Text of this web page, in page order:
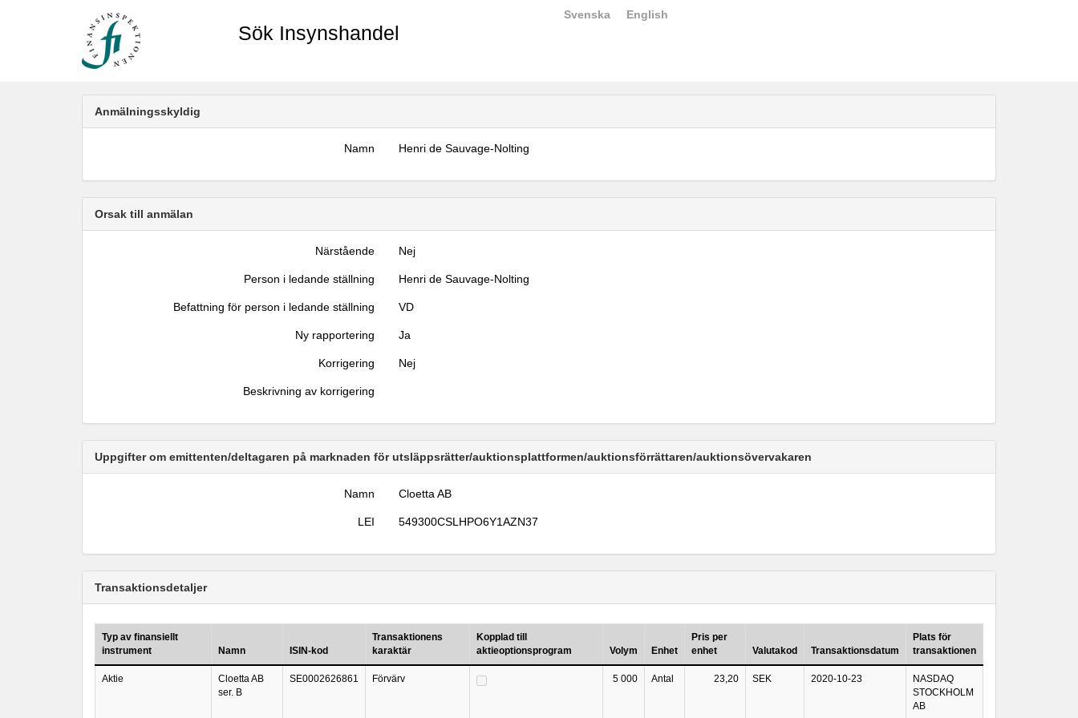
Sök Insynshandel
Svenska English
Anmälningsskyldig
Namn Henri de Sauvage-Nolting
Orsak till anmälan
Närstående Nej
Person i ledande ställning Henri de Sauvage-Nolting
Befattning för person i ledande ställning VD
Ny rapportering Ja
Korrigering Nej
Beskrivning av korrigering
Uppgifter om emittenten/deltagaren på marknaden för utsläppsrätter/auktionsplattformen/auktionsförrättaren/auktionsövervakaren
Namn Cloetta AB
LEI 549300CSLHPO6Y1AZN37
Transaktionsdetaljer
Typ av finansiellt
instrument
Namn ISIN-kod
Transaktionens
karaktär
Kopplad till
aktieoptionsprogram
Volym Enhet
Pris per
enhet
Valutakod Transaktionsdatum
Plats för
transaktionen
Aktie
Cloetta AB
ser. B
SE0002626861 Förvärv 5 000 Antal 23,20 SEK 2020-10-23
NASDAQ
STOCKHOLM
AB